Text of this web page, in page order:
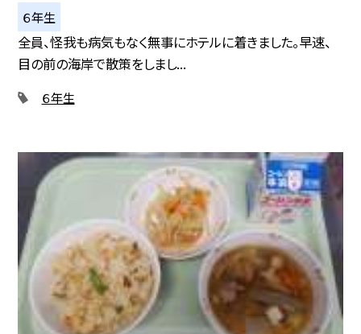
６年生
全員、怪我も病気もなく無事にホテルに着きました。早速、
目の前の海岸で散策をしまし...
６年生